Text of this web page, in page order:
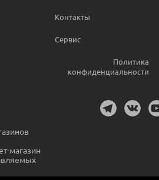
Контакты
Сервис
Политика
конфиденциальности
магазин